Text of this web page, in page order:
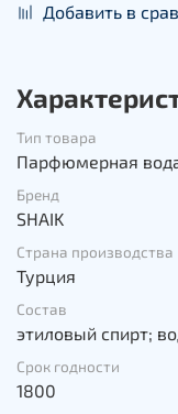
Добавить в
Тип товара
Парфюмерная
Бренд
SHAIK
Страна производства
Турция
Состав
этиловый спирт;
Срок годности
1800